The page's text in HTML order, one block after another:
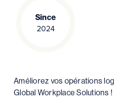
Since
2024
Améliorez vos opérations
Global Workplace Solutions !